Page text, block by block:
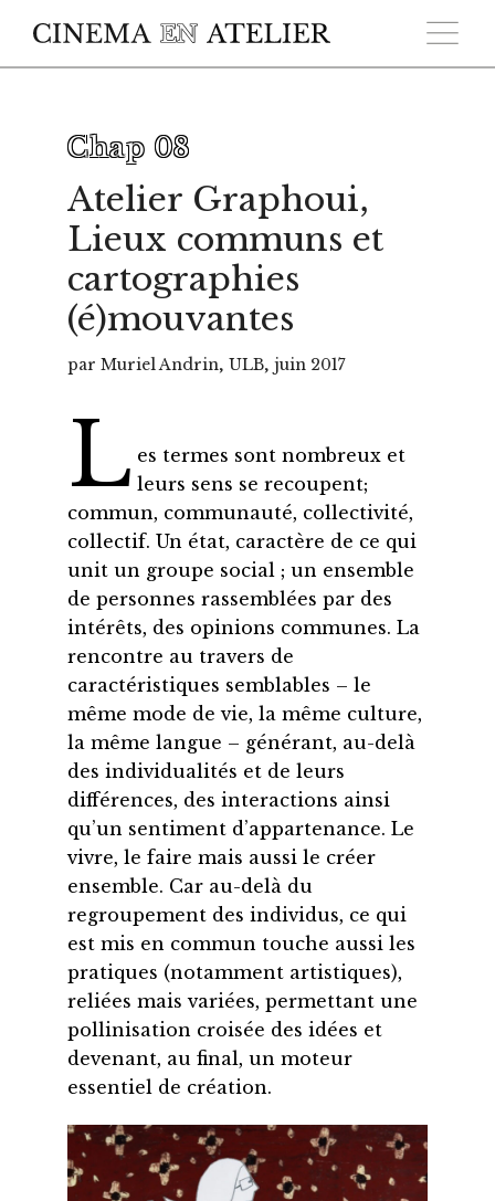
Chap 08
Atelier Graphoui,
Lieux communs et
cartographies
(é)mouvantes
par Muriel Andrin, ULB, juin 2017
L es termes sont nombreux et
leurs sens se recoupent;
commun, communauté, collectivité,
collectif. Un état, caractère de ce qui
unit un groupe social ; un ensemble
de personnes rassemblées par des
intérêts, des opinions communes. La
rencontre au travers de
caractéristiques semblables – le
même mode de vie, la même culture,
la même langue – générant, au-delà
des individualités et de leurs
différences, des interactions ainsi
qu’un sentiment d’appartenance. Le
vivre, le faire mais aussi le créer
ensemble. Car au-delà du
regroupement des individus, ce qui
est mis en commun touche aussi les
pratiques (notamment artistiques),
reliées mais variées, permettant une
pollinisation croisée des idées et
devenant, au final, un moteur
essentiel de création.